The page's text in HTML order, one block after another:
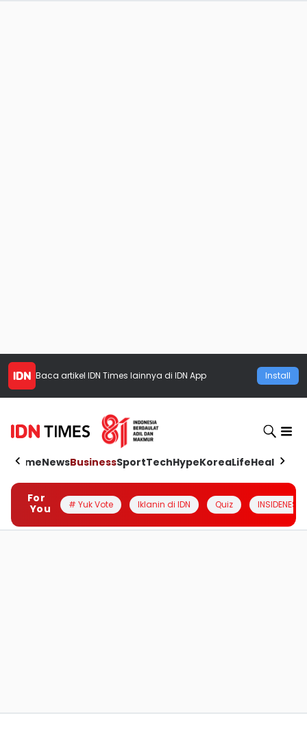
Baca artikel IDN Times lainnya di IDN App Install
HomeNewsBusinessSportTechHypeKoreaLifeHealth
For
You
# Yuk Vote Iklanin di IDN Quiz INSIDENESIA